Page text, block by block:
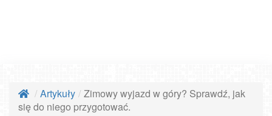
Artykuły
Zimowy wyjazd w góry? Sprawdź, jak
się do niego przygotować.